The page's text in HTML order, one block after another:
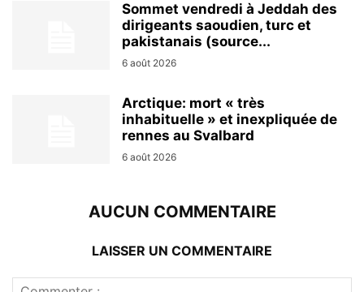
Sommet vendredi à Jeddah des
dirigeants saoudien, turc et
pakistanais (source...
6 août 2026
Arctique: mort « très
inhabituelle » et inexpliquée de
rennes au Svalbard
6 août 2026
AUCUN COMMENTAIRE
LAISSER UN COMMENTAIRE